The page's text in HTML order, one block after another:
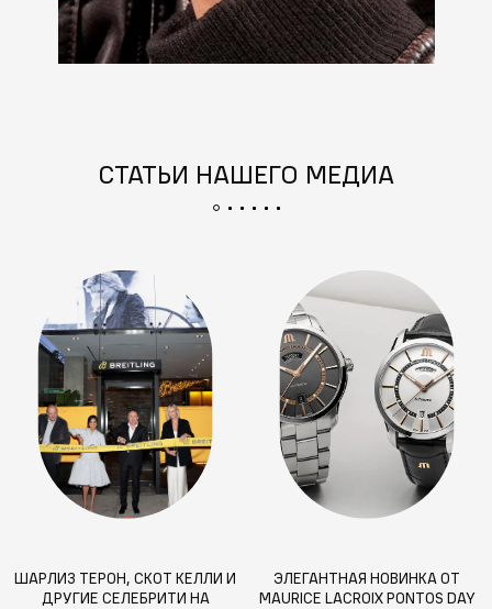
СТАТЬИ НАШЕГО МЕДИА
ШАРЛИЗ ТЕРОН, СКОТ КЕЛЛИ И
ДРУГИЕ СЕЛЕБРИТИ НА
ЭЛЕГАНТНАЯ НОВИНКА ОТ
MAURICE LACROIX PONTOS DAY